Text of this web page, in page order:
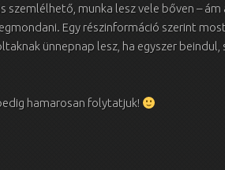
szemlélhető, munka lesz vele bőven –
Egy részinformáció szerint
ünnepnap lesz, ha egyszer beindul,
hamarosan folytatjuk!